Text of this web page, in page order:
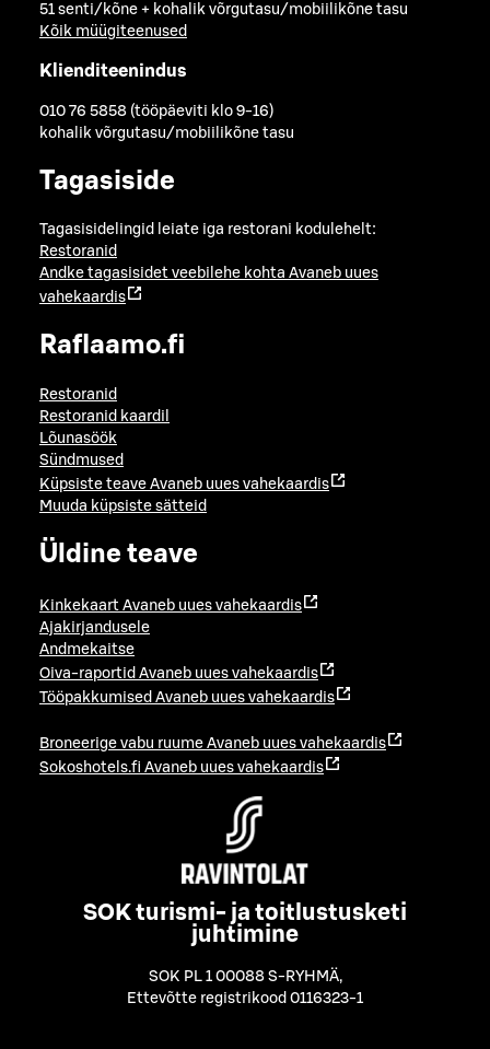
51 senti/kõne + kohalik võrgutasu/mobiilikõne tasu
Kõik müügiteenused
Klienditeenindus
010 76 5858 (tööpäeviti klo 9-16)
kohalik võrgutasu/mobiilikõne tasu
Tagasiside
Tagasisidelingid leiate iga restorani kodulehelt:
Restoranid
Andke tagasisidet veebilehe kohta Avaneb uues
vahekaardis
Raflaamo.fi
Restoranid
Restoranid kaardil
Lõunasöök
Sündmused
Küpsiste teave Avaneb uues vahekaardis
Muuda küpsiste sätteid
Üldine teave
Kinkekaart Avaneb uues vahekaardis
Ajakirjandusele
Andmekaitse
Oiva-raportid Avaneb uues vahekaardis
Tööpakkumised Avaneb uues vahekaardis
Broneerige vabu ruume Avaneb uues vahekaardis
Sokoshotels.fi Avaneb uues vahekaardis
SOK turismi- ja toitlustusketi
juhtimine
SOK PL 1 00088 S-RYHMÄ,
Ettevõtte registrikood 0116323-1